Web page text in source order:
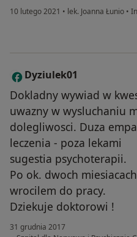
10 lutego 2021 • lek. Joanna Łunio •
D Dyziulek01
Dokladny wywiad w
uwazny w wysluchaniu
dolegliwosci. Duza
leczenia - poza lekami
sugestia psychoterapii.
Po ok. dwoch
wrocilem do pracy.
Dziekuje doktorowi !
31 grudnia 2017